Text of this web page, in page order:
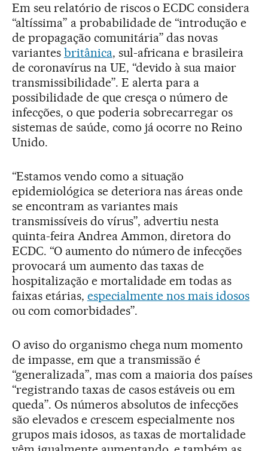
Em seu relatório de riscos o ECDC considera
“altíssima” a probabilidade de “introdução e
de propagação comunitária” das novas
variantes britânica, sul-africana e brasileira
de coronavírus na UE, “devido à sua maior
transmissibilidade”. E alerta para a
possibilidade de que cresça o número de
infecções, o que poderia sobrecarregar os
sistemas de saúde, como já ocorre no Reino
Unido.
“Estamos vendo como a situação
epidemiológica se deteriora nas áreas onde
se encontram as variantes mais
transmissíveis do vírus”, advertiu nesta
quinta-feira Andrea Ammon, diretora do
ECDC. “O aumento do número de infecções
provocará um aumento das taxas de
hospitalização e mortalidade em todas as
faixas etárias, especialmente nos mais idosos
ou com comorbidades”.
O aviso do organismo chega num momento
de impasse, em que a transmissão é
“generalizada”, mas com a maioria dos países
“registrando taxas de casos estáveis ou em
queda”. Os números absolutos de infecções
são elevados e crescem especialmente nos
grupos mais idosos, as taxas de mortalidade